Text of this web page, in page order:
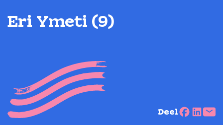
Eri Ymeti (9)
Deel